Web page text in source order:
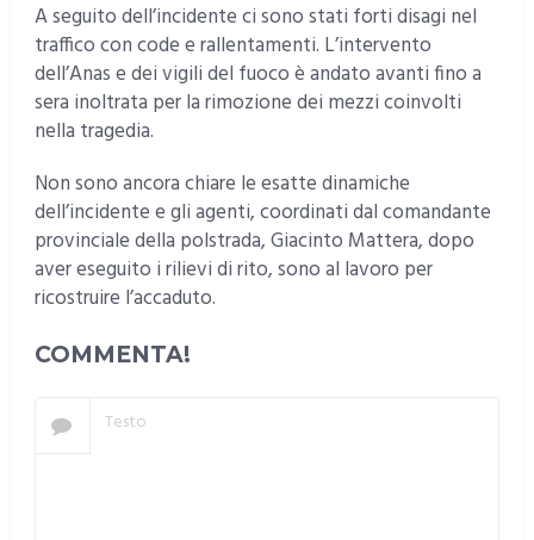
A seguito dell’incidente ci sono stati forti disagi nel
traffico con code e rallentamenti. L’intervento
dell’Anas e dei vigili del fuoco è andato avanti fino a
sera inoltrata per la rimozione dei mezzi coinvolti
nella tragedia.
Non sono ancora chiare le esatte dinamiche
dell’incidente e gli agenti, coordinati dal comandante
provinciale della polstrada, Giacinto Mattera, dopo
aver eseguito i rilievi di rito, sono al lavoro per
ricostruire l’accaduto.
COMMENTA!